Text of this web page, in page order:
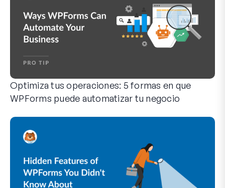
Optimiza tus operaciones: 5 formas en que
WPForms puede automatizar tu negocio